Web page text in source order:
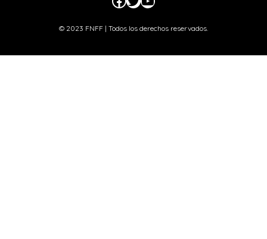
© 2023 FNFF | Todos los derechos reservados.